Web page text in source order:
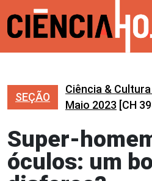
SEÇÃO
Ciência &
Maio 2023 [CH
Super-
óculos: um